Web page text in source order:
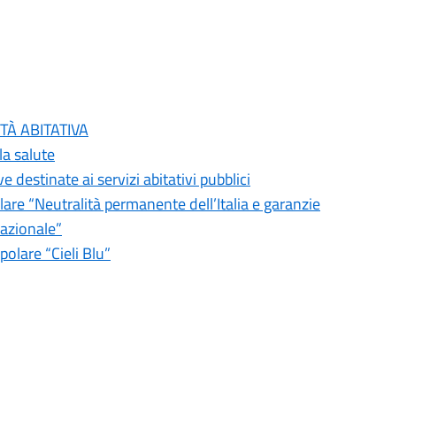
ABITATIVA
salute
destinate ai servizi abitativi pubblici
“Neutralità permanente dell’Italia e garanzie
“Cieli Blu”